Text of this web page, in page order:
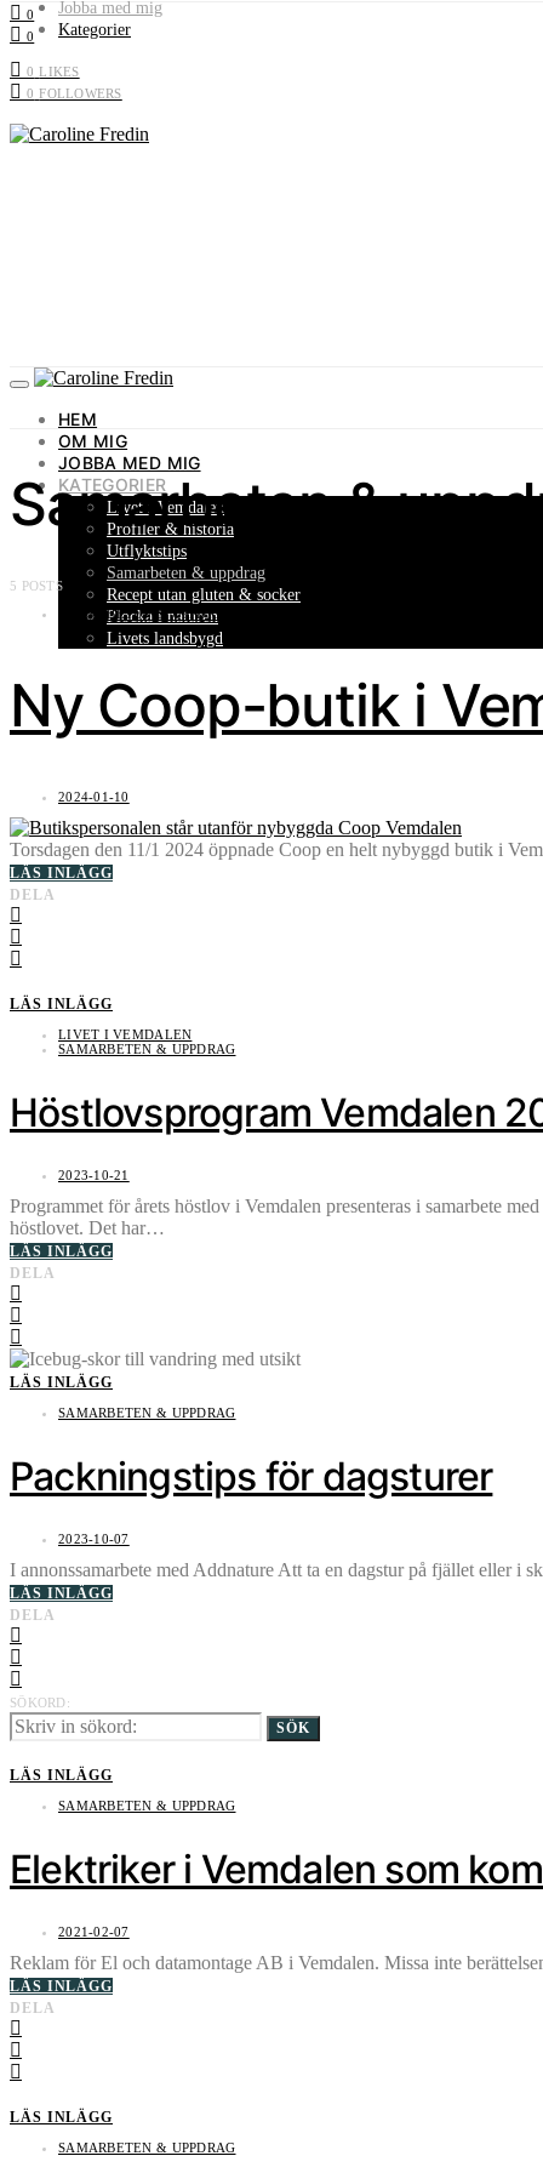
Jobba med mig
Kategorier
0 LIKES
0 FOLLOWERS
0
0
HEM
OM MIG
JOBBA MED MIG
KATEGORIER
Livet i Vemdalen
Profiler & historia
Utflyktstips
Samarbeten & uppdrag
Recept utan gluten & socker
Plocka i naturen
Livets landsbygd
Samarbeten &
5 POSTS
SAMARBETEN & UPPDRAG
Ny Coop-butik i
2024-01-10
Torsdagen den 11/1 2024 öppnade Coop en helt nybyggd butik i
LÄS INLÄGG
DELA
LÄS INLÄGG
LIVET I VEMDALEN
SAMARBETEN & UPPDRAG
Höstlovsprogram Vemdalen
2023-10-21
Programmet för årets höstlov i Vemdalen presenteras i samarbete
höstlovet. Det har…
LÄS INLÄGG
DELA
LÄS INLÄGG
SAMARBETEN & UPPDRAG
Packningstips för dagsturer
2023-10-07
I annonssamarbete med Addnature Att ta en dagstur på fjället eller
LÄS INLÄGG
DELA
SÖKORD:
SÖK
LÄS INLÄGG
SAMARBETEN & UPPDRAG
Elektriker i Vemdalen som
2021-02-07
Reklam för El och datamontage AB i Vemdalen. Missa inte
LÄS INLÄGG
DELA
LÄS INLÄGG
SAMARBETEN & UPPDRAG